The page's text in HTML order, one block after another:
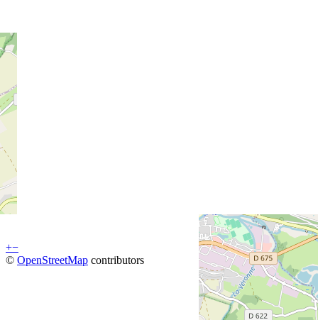
+−
© OpenStreetMap contributors